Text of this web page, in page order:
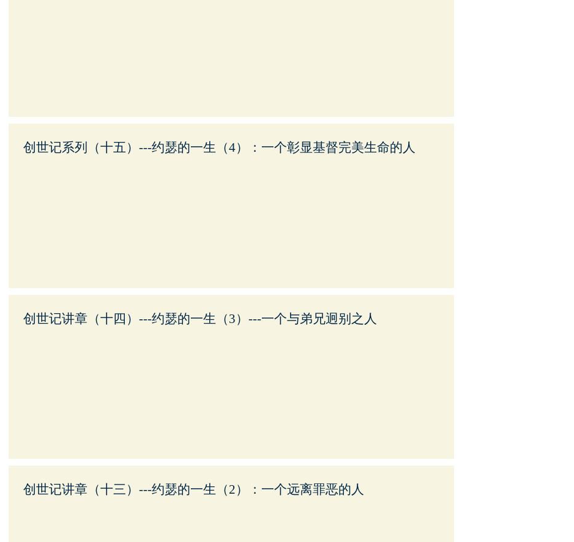
创世记系列（十五）---约瑟的一生（4）：一个彰显基督完美生命的人
创世记讲章（十四）---约瑟的一生（3）---一个与弟兄迥别之人
创世记讲章（十三）---约瑟的一生（2）：一个远离罪恶的人